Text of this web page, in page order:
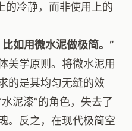
的冷静，而非使用上的
如用微水泥做极简。”
美学原则。将微水泥用
的是其均匀无缝的效
泥漆”的角色，失去了
。反之，在现代极简空